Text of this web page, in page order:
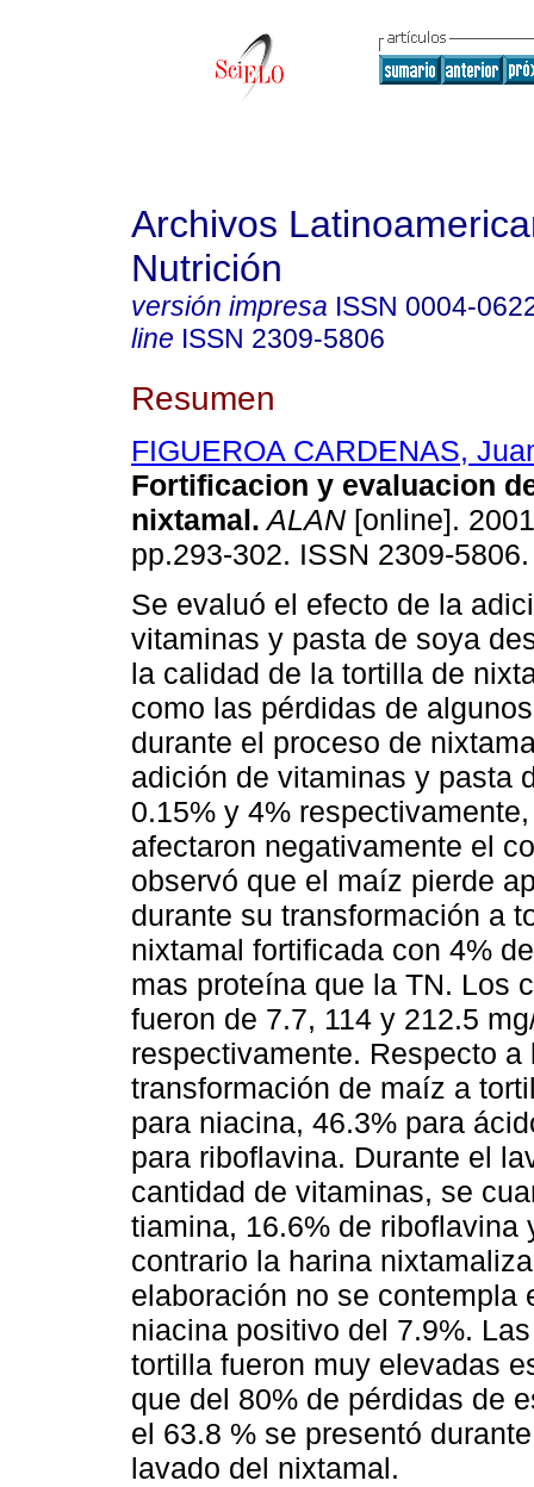
Archivos
Nutrición
versión impresa ISSN 0004-
line ISSN 2309-5806
Resumen
FIGUEROA CARDENAS,
Fortificacion y evaluacion
nixtamal. ALAN [online].
pp.293-302. ISSN 2309-5806.
Se evaluó el efecto de la
vitaminas y pasta de soya
la calidad de la tortilla de
como las pérdidas de
durante el proceso de
adición de vitaminas y pasta
0.15% y 4%
afectaron negativamente el
observó que el maíz pierde
durante su transformación a
nixtamal fortificada con 4%
mas proteína que la TN. Los
fueron de 7.7, 114 y 212.5
respectivamente. Respecto
transformación de maíz a
para niacina, 46.3% para
para riboflavina. Durante el
cantidad de vitaminas, se
tiamina, 16.6% de riboflavina
contrario la harina
elaboración no se contempla
niacina positivo del 7.9%.
tortilla fueron muy elevadas
que del 80% de pérdidas de
el 63.8 % se presentó
lavado del nixtamal.